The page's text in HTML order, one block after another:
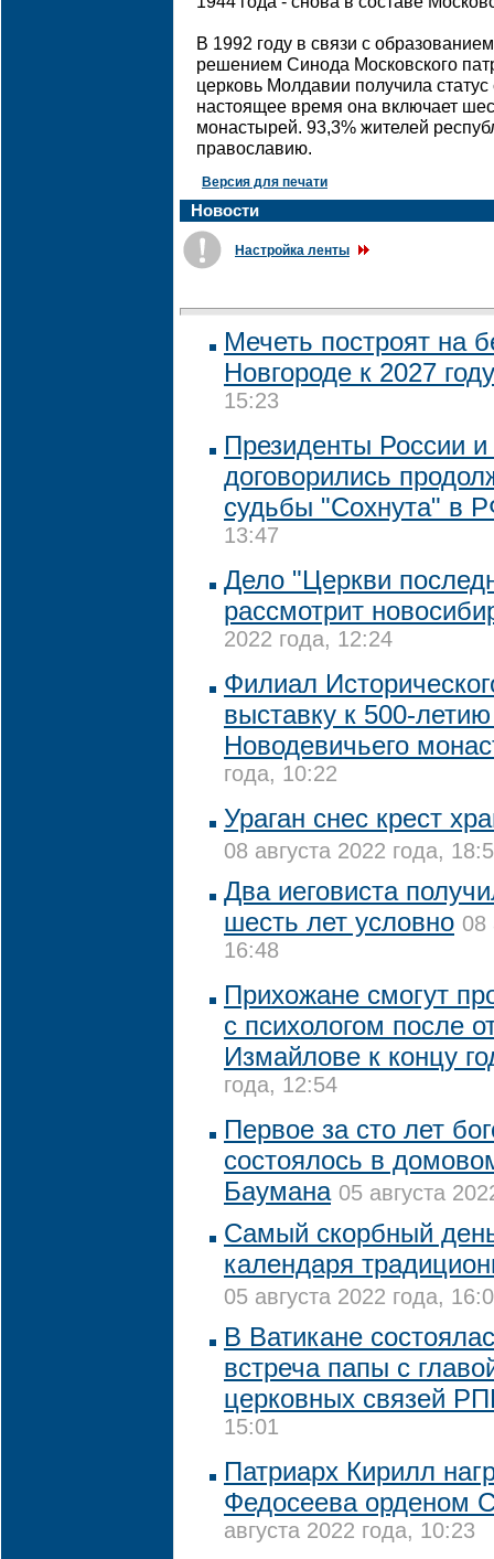
В 1992 году в связи с
решением Синода Московского
церковь Молдавии получила
настоящее время она включает
монастырей. 93,3% жителей
православию.
Версия для печати
Новости
Настройка ленты
Мечеть построят на
Новгороде к 2027 году
15:23
Президенты России
договорились
судьбы "Сохнута" в
13:47
Дело "Церкви
рассмотрит
2022 года, 12:24
Филиал
выставку к 500-
Новодевичьего
года, 10:22
Ураган снес крест
08 августа 2022 года,
Два иеговиста
шесть лет условно 08
16:48
Прихожане смогут
с психологом после
Измайлове к концу
года, 12:54
Первое за сто лет
состоялось в
Баумана 05 августа
Самый скорбный
календаря
05 августа 2022 года,
В Ватикане
встреча папы с
церковных связей
15:01
Патриарх Кирилл
Федосеева орденом
августа 2022 года, 10:23